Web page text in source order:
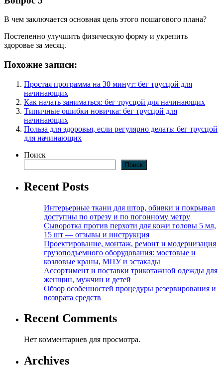
В чем заключается основная цель этого пошагового плана?
Постепенно улучшить физическую форму и укрепить
здоровье за месяц.
Похожие записи:
Простая программа на 30 минут: бег трусцой для
начинающих
Как начать заниматься: бег трусцой для начинающих
Типичные ошибки новичка: бег трусцой для
начинающих
Польза для здоровья, если регулярно делать: бег трусцой
для начинающих
Поиск
Поиск
Recent Posts
Интерьерные ткани для штор, обивки и покрывал
доступны по отрезу и по погонному метру
Сыворотка против перхоти для кожи головы 5 мл,
15 шт — отзывы и инструкция
Проектирование, монтаж, ремонт и модернизация
грузоподъемного оборудования: мостовые и
козловые краны, МПУ и эстакады
Ассортимент и поставки трикотажной одежды для
женщин, мужчин и детей
Обзор особенностей процедуры резервирования и
возврата средств
Recent Comments
Нет комментариев для просмотра.
Archives